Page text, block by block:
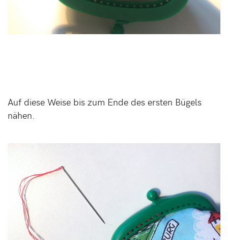
Auf diese Weise bis zum Ende des ersten Bügels
nähen.